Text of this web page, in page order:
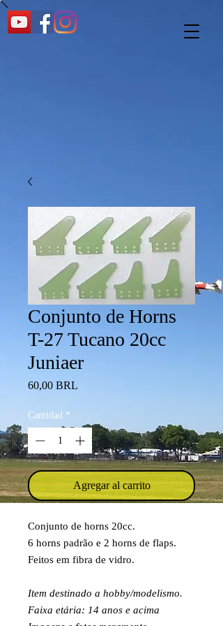
Conjunto de Horns
T-27 Tucano 20cc
Juniaer
60,00 BRL
Cantidad *
Agregar al carrito
Conjunto de horns 20cc.
6 horns padrão e 2 horns de flaps.
Feitos em fibra de vidro.
Item destinado a hobby/modelismo.
Faixa etária: 14 anos e acima